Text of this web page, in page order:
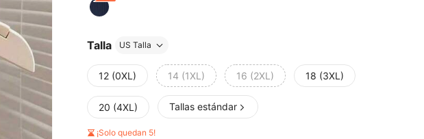
Talla US Talla
12 (0XL) 14 (1XL) 16 (2XL) 18 (3XL)
20 (4XL) Tallas estándar
¡Solo quedan 5!